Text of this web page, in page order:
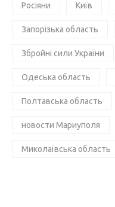
Росіяни Київ
Запорізька область
Збройні сили України
Одеська область
Полтавська область
новости Мариуполя
Миколаївська область